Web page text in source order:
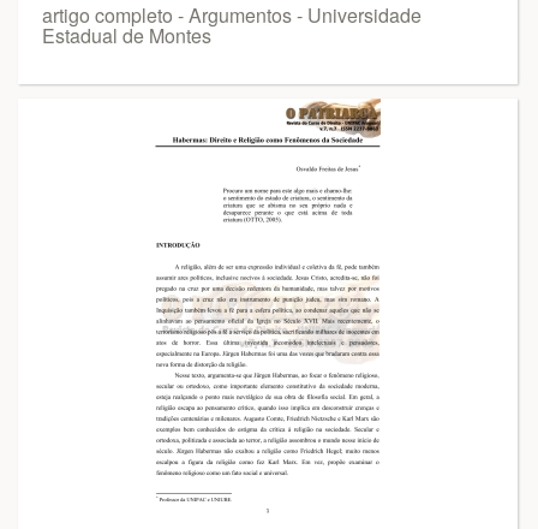
artigo completo - Argumentos - Universidade
Estadual de Montes